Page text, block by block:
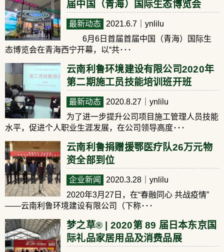
届中国（青海）国际生态博览会
最新动态 2021.6.7 ｜ynlilu
6月6日首届首届中国（青海）国际生
态博览会在青海西宁开幕，以“共･･･
云南利鲁环境建设有限公司2020年
第二期施工员技能培训班开班
最新动态 2020.8.27 ｜ynlilu
为了进一步提升公司项目施工管理人员技能
水平，促进个人职业生涯发展，在公司领导高度･･･
云南利鲁捐赠援鄂医疗队26万元物
资全部到位
企业新闻 2020.3.28 ｜ynlilu
2020年3月27日，在“春融同心 共战疫情”
——云南利鲁环境建设有限公司（下称･･･
梦之草® | 2020第 89 届日本东京国
际礼品家居用品及消费品展